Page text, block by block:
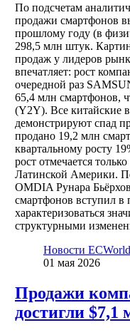
По подсчетам
продажи смартфонов
прошлому году (в
298,5 млн штук.
продаж у лидеров
впечатляет: рост
очередной раз
65,4 млн смартфонов,
(Y2Y). Все китайские
демонстрируют спад
продано 19,2 млн
квартальному росту
рост отмечается
Латинской Америки.
OMDIA Рунара
смартфонов вступил в
характеризоваться
структурными
Новости
01 мая 2026
Продажи
достигли $7,1